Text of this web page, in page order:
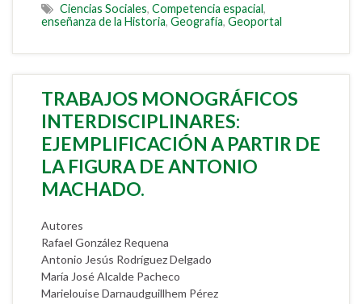
Ciencias Sociales, Competencia espacial,
enseñanza de la Historia, Geografía, Geoportal
TRABAJOS MONOGRÁFICOS
INTERDISCIPLINARES:
EJEMPLIFICACIÓN A PARTIR DE
LA FIGURA DE ANTONIO
MACHADO.
Autores
Rafael González Requena
Antonio Jesús Rodríguez Delgado
María José Alcalde Pacheco
Marielouise Darnaudguillhem Pérez